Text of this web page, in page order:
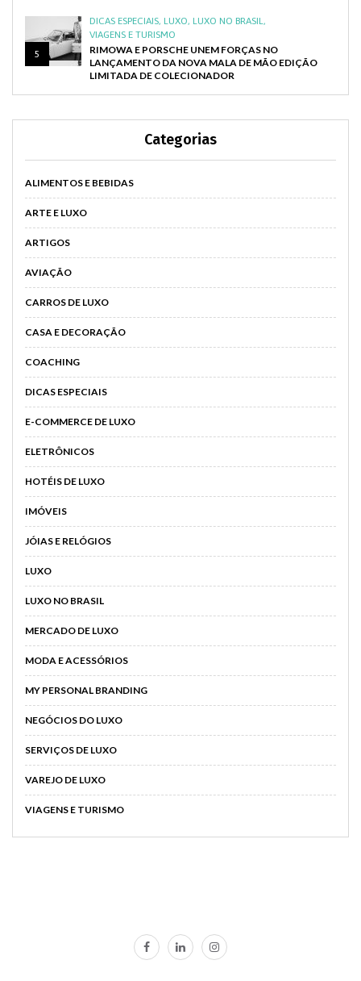
5
DICAS ESPECIAIS, LUXO, LUXO NO BRASIL ,
VIAGENS E TURISMO
RIMOWA E PORSCHE UNEM FORÇAS NO
LANÇAMENTO DA NOVA MALA DE MÃO EDIÇÃO
LIMITADA DE COLECIONADOR
Categorias
ALIMENTOS E BEBIDAS
ARTE E LUXO
ARTIGOS
AVIAÇÃO
CARROS DE LUXO
CASA E DECORAÇÃO
COACHING
DICAS ESPECIAIS
E-COMMERCE DE LUXO
ELETRÔNICOS
HOTÉIS DE LUXO
IMÓVEIS
JÓIAS E RELÓGIOS
LUXO
LUXO NO BRASIL
MERCADO DE LUXO
MODA E ACESSÓRIOS
MY PERSONAL BRANDING
NEGÓCIOS DO LUXO
SERVIÇOS DE LUXO
VAREJO DE LUXO
VIAGENS E TURISMO